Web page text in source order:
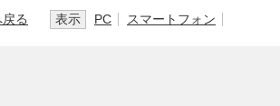
る 表示 PC スマートフォン